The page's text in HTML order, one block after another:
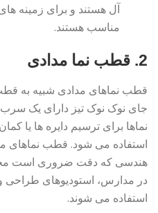
آل هستند و برای زمینه
مناسب هستند.
2. قطب نما مدادی
قطب نماهای مدادی شبیه به
جای نوک نوک تیز دارای یک
نماها برای ترسیم دایره ها یا
استفاده می شود. قطب نماهای
هندسی که دقت ضروری است
در مدارس، استودیوهای
استفاده می شوند.